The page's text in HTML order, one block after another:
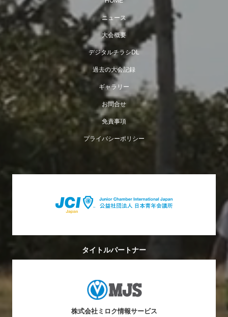
ニュース
大会概要
デジタルチラシDL
過去の大会記録
ギャラリー
お問合せ
免責事項
プライバシーポリシー
タイトルパートナー
株式会社ミロク情報サービス